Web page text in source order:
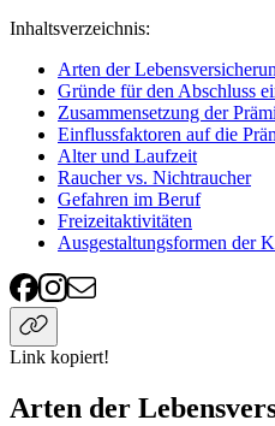
Inhaltsverzeichnis:
Arten der
Gründe für den Abschluss
Zusammensetzung der
Einflussfaktoren auf die
Alter und Laufzeit
Raucher vs. Nichtraucher
Gefahren im Beruf
Freizeitaktivitäten
Ausgestaltungsformen der
Link kopiert!
Arten der